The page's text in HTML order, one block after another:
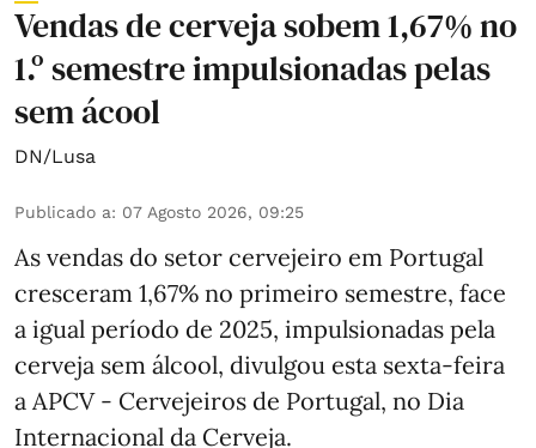
Vendas de cerveja sobem 1,67% no
1.º semestre impulsionadas pelas
sem ácool
DN/Lusa
Publicado a: 07 Agosto 2026, 09:25
As vendas do setor cervejeiro em Portugal
cresceram 1,67% no primeiro semestre, face
a igual período de 2025, impulsionadas pela
cerveja sem álcool, divulgou esta sexta-feira
a APCV - Cervejeiros de Portugal, no Dia
Internacional da Cerveja.